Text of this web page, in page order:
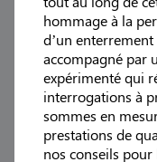
hommage à la
d’un
accompagné par
expérimenté qui
interrogations à
sommes en
prestations de
nos conseils pour